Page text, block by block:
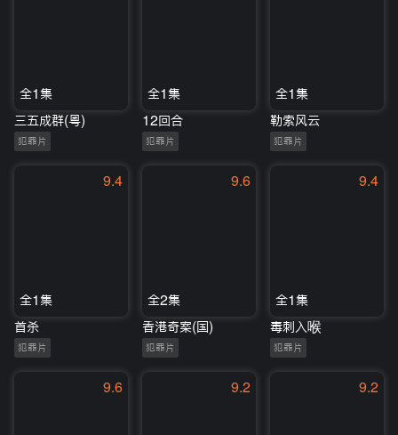
全1集
三五成群(粤)
犯罪片
全1集
12回合
犯罪片
全1集
勒索风云
犯罪片
9.4
全1集
首杀
犯罪片
9.6
全2集
香港奇案(国)
犯罪片
9.4
全1集
毒刺入喉
犯罪片
9.6 9.2 9.2